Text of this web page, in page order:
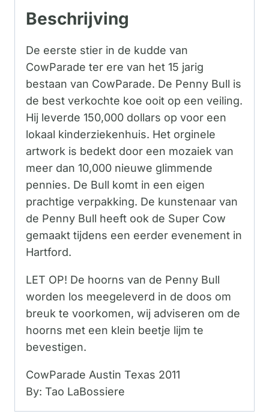
Beschrijving
De eerste stier in de kudde van
CowParade ter ere van het 15 jarig
bestaan van CowParade. De Penny Bull is
de best verkochte koe ooit op een veiling.
Hij leverde 150,000 dollars op voor een
lokaal kinderziekenhuis. Het orginele
artwork is bedekt door een mozaiek van
meer dan 10,000 nieuwe glimmende
pennies. De Bull komt in een eigen
prachtige verpakking. De kunstenaar van
de Penny Bull heeft ook de Super Cow
gemaakt tijdens een eerder evenement in
Hartford.
LET OP! De hoorns van de Penny Bull
worden los meegeleverd in de doos om
breuk te voorkomen, wij adviseren om de
hoorns met een klein beetje lijm te
bevestigen.
CowParade Austin Texas 2011
By: Tao LaBossiere